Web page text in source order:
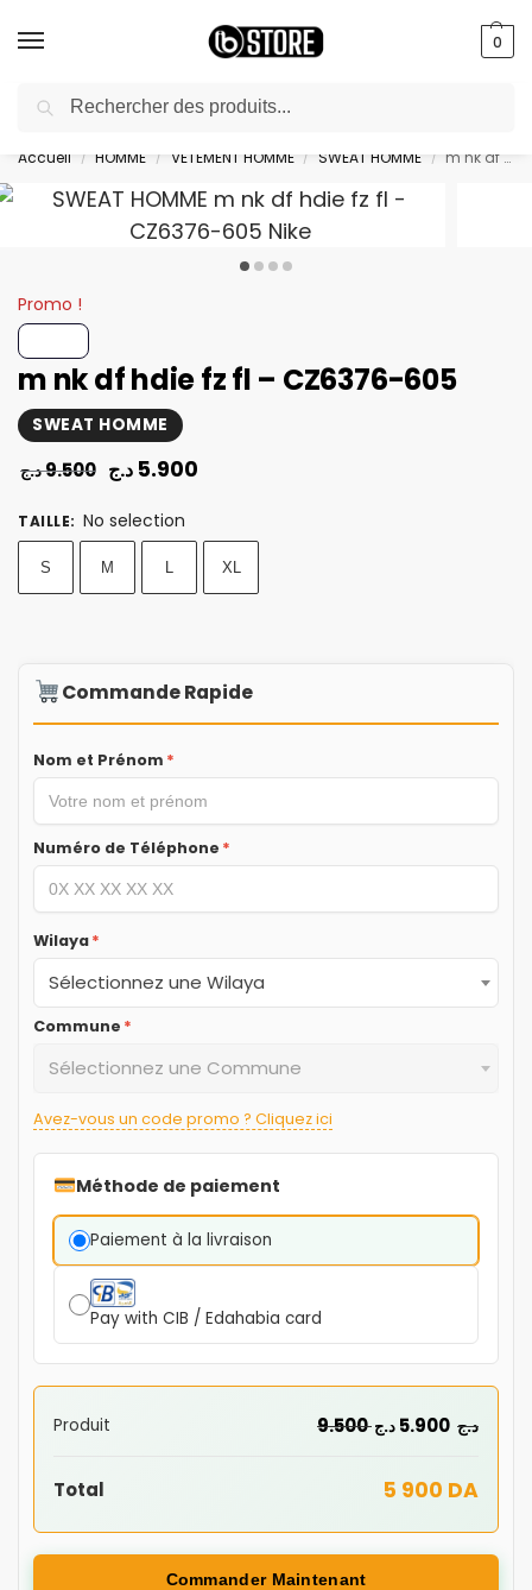
0
livraison gratuite au bureau dès 10000 DA avec paiement en ligne
Accueil / HOMME / VETEMENT HOMME / SWEAT HOMME / m nk df hdie fz fl – CZ6376-605
Promo !
m nk df hdie fz fl – CZ6376-605
SWEAT HOMME
9.500د.ج 5.900 د.ج
TAILLE: No selection
S M L XL
Commande Rapide
Nom et Prénom *
Numéro de Téléphone *
Wilaya*
Sélectionnez une Wilaya
Commune *
Sélectionnez une Commune
Avez-vous un code promo ? Cliquez ici
Méthode de paiement
Paiement à la livraison
Pay with CIB / Edahabia card
Produit 9.500 د.ج 5.900 د.ج
Total 5 900 DA
Commander Maintenant